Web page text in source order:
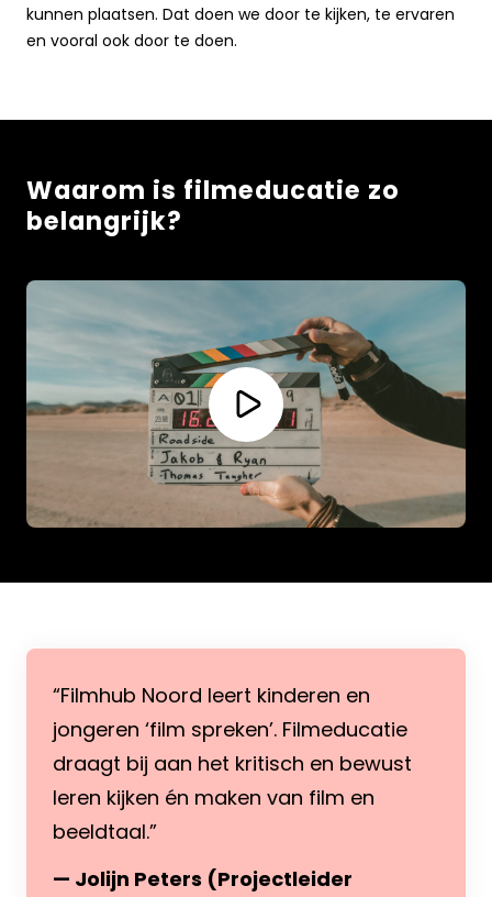
kunnen plaatsen. Dat doen we door te kijken, te ervaren
en vooral ook door te doen.
Waarom is filmeducatie zo
belangrijk?
Filmhub Noord leert kinderen en
jongeren ‘film spreken’. Filmeducatie
draagt bij aan het kritisch en bewust
leren kijken én maken van film en
beeldtaal.
— Jolijn Peters (Projectleider